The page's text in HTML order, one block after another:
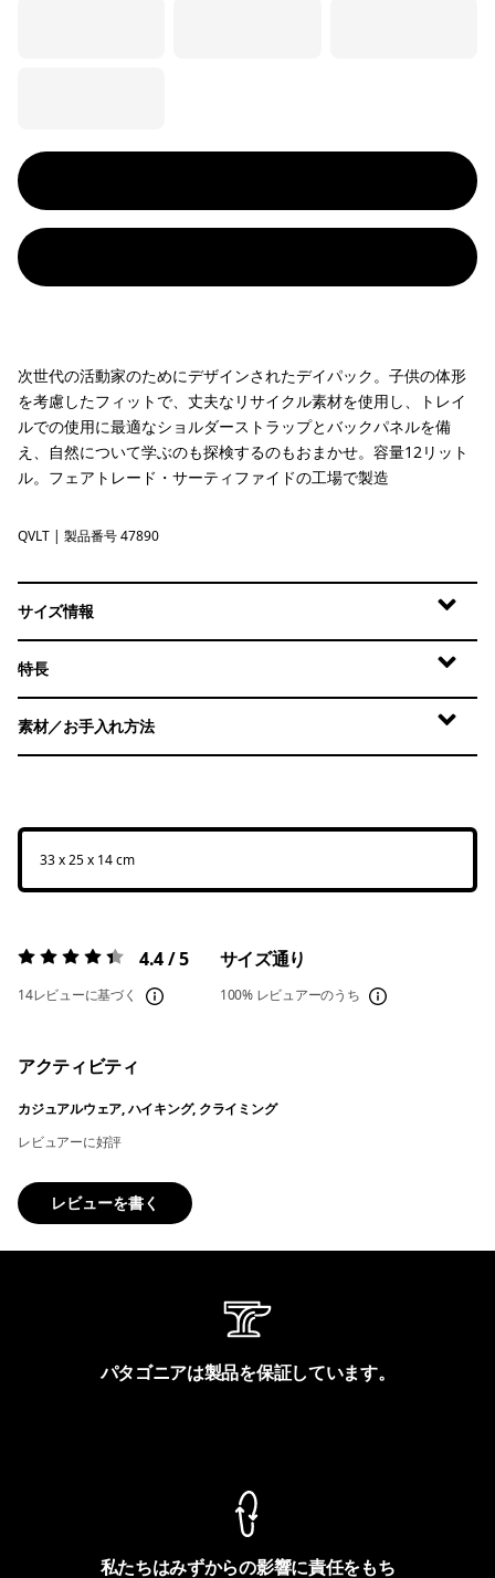
次世代の活動家のためにデザインされたデイパック。子供の体形
を考慮したフィットで、丈夫なリサイクル素材を使用し、トレイ
ルでの使用に最適なショルダーストラップとバックパネルを備
え、自然について学ぶのも探検するのもおまかせ。容量12リット
ル。フェアトレード・サーティファイドの工場で製造
Quiet Violet
QVLT | 製品番号 47890
サイズ情報
特長
素材／お手入れ方法
33 x 25 x 14 cm
評価:4.4 / 5 4.4 / 5
14レビューに基づく
サイズ通り
100% レビュアーのうち
アクティビティ
カジュアルウェア, ハイキング, クライミング
レビュアーに好評
レビューを書く
パタゴニアは製品を保証しています。
私たちはみずからの影響に責任をもち